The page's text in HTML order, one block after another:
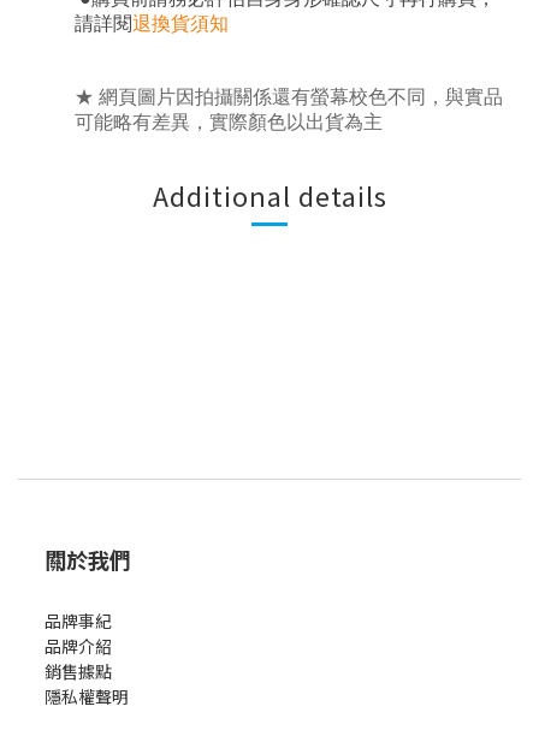
請詳閱退換貨須知
★ 網頁圖片因拍攝關係還有螢幕校色不同，與實品
可能略有差異，實際顏色以出貨為主
Additional details
關於我們
品牌事紀
品牌介紹
銷售據點
隱私權聲明